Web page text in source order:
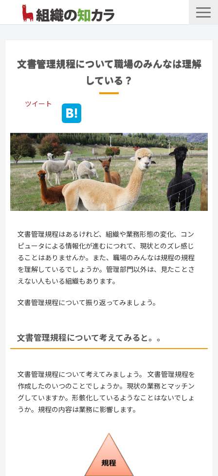
お客様事例
文書管理規程について職場のみんなは理解
している？
ツイート
文書管理規程はあるけれど、組織や業務形態の変化、コン
ピュータによる情報化が進むにつれて、現状とのズレ感じ
ることはありませんか。また、職場のみんなは規程の規程
を理解しているでしょうか。管理部門以外は、見たことさ
えない人もいる組織もあります。
文書管理規程について振り返ってみましょう。
文書管理規程について考えてみると。。
文書管理規程について考えてみましょう。 文書管理規程を
作成したのいつのことでしょうか。現状の業務とマッチン
グしていますか。形骸化しているようなことはないでしょ
うか。規程の内容は業務に影響します。